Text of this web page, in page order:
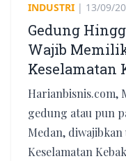
INDUSTRI | 13/09/
Gedung
Wajib
Keselamatan
Harianbisnis.com,
gedung atau pun
Medan,
Keselamatan